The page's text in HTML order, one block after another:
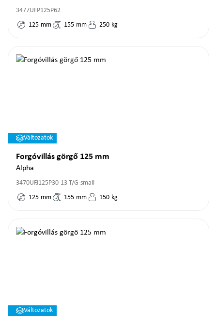
3477UFP125P62
125 mm 155 mm 250 kg
Változatok
Forgóvillás görgő 125 mm
Alpha
3470UFJ125P30-13 T/G-small
125 mm 155 mm 150 kg
Változatok